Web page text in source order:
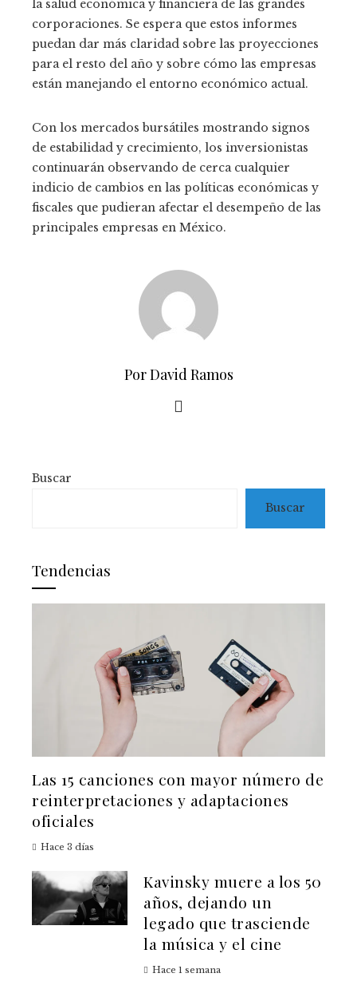
la salud económica y financiera de las grandes
corporaciones. Se espera que estos informes
puedan dar más claridad sobre las proyecciones
para el resto del año y sobre cómo las empresas
están manejando el entorno económico actual.
Con los mercados bursátiles mostrando signos
de estabilidad y crecimiento, los inversionistas
continuarán observando de cerca cualquier
indicio de cambios en las políticas económicas y
fiscales que pudieran afectar el desempeño de las
principales empresas en México.
Por David Ramos
Buscar
Buscar
Tendencias
Las 15 canciones con mayor número de
reinterpretaciones y adaptaciones
oficiales
Hace 3 días
Kavinsky muere a los 50
años, dejando un
legado que trasciende
la música y el cine
Hace 1 semana